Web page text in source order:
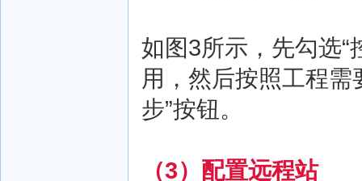
如图3所示，先勾选“
用，然后按照工程需
步”按钮。
（3）配置远程站